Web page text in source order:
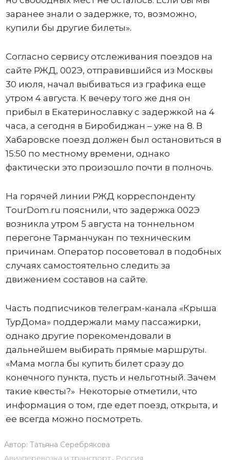
заранее знали о задержке, то, возможно,
купили бы другие билеты».
Согласно сервису отслеживания поездов на
сайте РЖД, 002Э, отправившийся из Москвы
30 июля, начал выбиваться из графика еще
утром 4 августа. К вечеру того же дня он
прибыл в Екатеринославку с задержкой на 4
часа, а сегодня в Биробиджан – уже на 8. В
Хабаровске поезд должен был остановиться в
15:50 по местному времени, однако
фактически это произошло почти в полночь.
На горячей линии РЖД корреспонденту
TourDom.ru пояснили, что задержка 002Э
возникла утром 5 августа на тоннельном
перегоне Тарманчукан по техническим
причинам. Оператор посоветовал в подобных
случаях самостоятельно следить за
движением составов на сайте.
Часть подписчиков телеграм-канала «Крыша
ТурДома» поддержали маму пассажирки,
однако другие порекомендовали в
дальнейшем выбирать прямые маршруты.
«Мама могла бы купить билет сразу до
конечного пункта, пусть и нельготный. Зачем
такие квесты?» Некоторые отметили, что
информация о том, где едет поезд, открыта, и
ее всегда можно посмотреть.
Автор: Татьяна Серебрякова
Авиаперевозка и транспорт, Россия